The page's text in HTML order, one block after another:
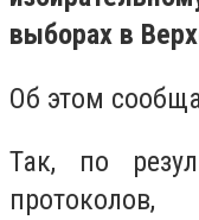
выборах в
Об этом
Так, по